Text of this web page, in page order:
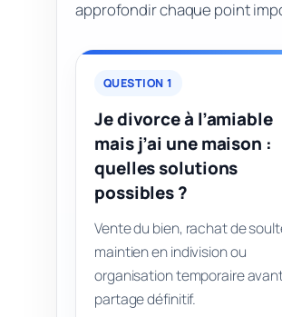
approfondir chaque point
QUESTION 1
Je divorce à l’amiable
mais j’ai une maison :
quelles solutions
possibles ?
Vente du bien, rachat de
maintien en indivision ou
organisation temporaire
partage définitif.